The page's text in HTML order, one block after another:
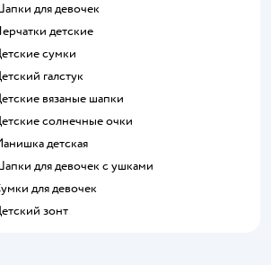
Шапки для девочек
Перчатки детские
Детские сумки
Детский галстук
Детские вязаные шапки
Детские солнечные очки
Манишка детская
Шапки для девочек с ушками
Сумки для девочек
Детский зонт